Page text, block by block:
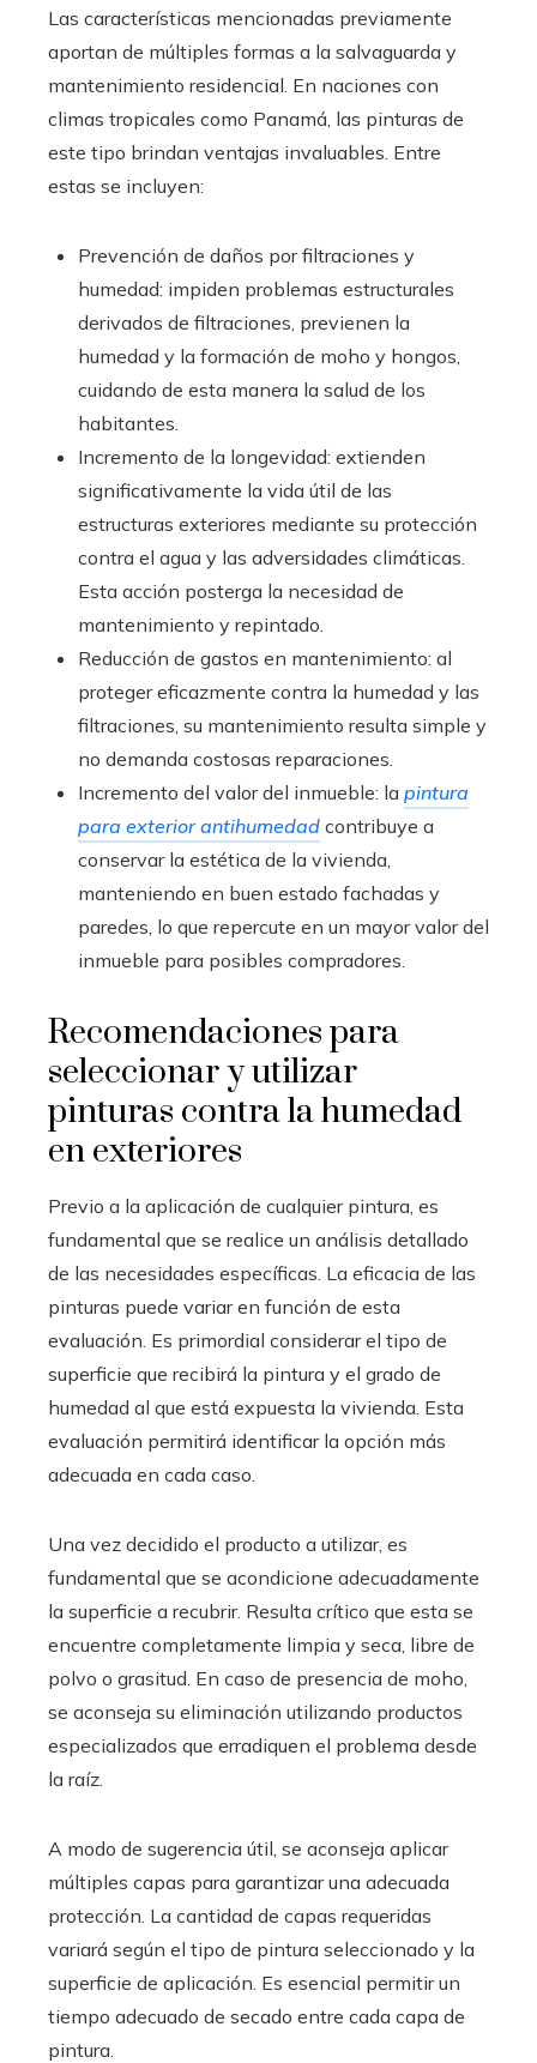
Las características mencionadas previamente
aportan de múltiples formas a la salvaguarda y
mantenimiento residencial. En naciones con
climas tropicales como Panamá, las pinturas de
este tipo brindan ventajas invaluables. Entre
estas se incluyen:
Prevención de daños por filtraciones y
humedad: impiden problemas estructurales
derivados de filtraciones, previenen la
humedad y la formación de moho y hongos,
cuidando de esta manera la salud de los
habitantes.
Incremento de la longevidad: extienden
significativamente la vida útil de las
estructuras exteriores mediante su protección
contra el agua y las adversidades climáticas.
Esta acción posterga la necesidad de
mantenimiento y repintado.
Reducción de gastos en mantenimiento: al
proteger eficazmente contra la humedad y las
filtraciones, su mantenimiento resulta simple y
no demanda costosas reparaciones.
Incremento del valor del inmueble: la pintura
para exterior antihumedad contribuye a
conservar la estética de la vivienda,
manteniendo en buen estado fachadas y
paredes, lo que repercute en un mayor valor del
inmueble para posibles compradores.
Recomendaciones para
seleccionar y utilizar
pinturas contra la humedad
en exteriores
Previo a la aplicación de cualquier pintura, es
fundamental que se realice un análisis detallado
de las necesidades específicas. La eficacia de las
pinturas puede variar en función de esta
evaluación. Es primordial considerar el tipo de
superficie que recibirá la pintura y el grado de
humedad al que está expuesta la vivienda. Esta
evaluación permitirá identificar la opción más
adecuada en cada caso.
Una vez decidido el producto a utilizar, es
fundamental que se acondicione adecuadamente
la superficie a recubrir. Resulta crítico que esta se
encuentre completamente limpia y seca, libre de
polvo o grasitud. En caso de presencia de moho,
se aconseja su eliminación utilizando productos
especializados que erradiquen el problema desde
la raíz.
A modo de sugerencia útil, se aconseja aplicar
múltiples capas para garantizar una adecuada
protección. La cantidad de capas requeridas
variará según el tipo de pintura seleccionado y la
superficie de aplicación. Es esencial permitir un
tiempo adecuado de secado entre cada capa de
pintura.